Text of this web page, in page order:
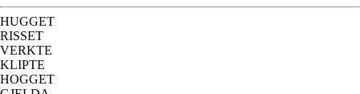
HUGGET
RISSET
VERKTE
KLIPTE
HOGGET